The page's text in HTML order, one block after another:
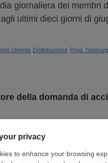
giornaliera dei membri
ultimi dieci giorni di
Oriente Distribuzione Prod.
della domanda di
la Cina resta fuori